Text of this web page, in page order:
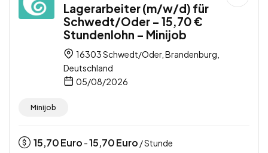
Lagerarbeiter (m/w/d) für
Schwedt/Oder – 15,70 €
Stundenlohn – Minijob
16303 Schwedt/Oder, Brandenburg,
Deutschland
05/08/2026
Minijob
15,70Euro -15,70Euro / Stunde